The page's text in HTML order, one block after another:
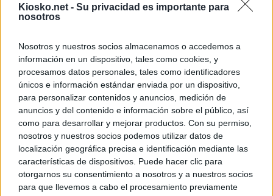
Kiosko.net - Su privacidad es importante para
nosotros
Nosotros y nuestros socios almacenamos o accedemos a
información en un dispositivo, tales como cookies, y
procesamos datos personales, tales como identificadores
únicos e información estándar enviada por un dispositivo,
para personalizar contenidos y anuncios, medición de
anuncios y del contenido e información sobre el público, así
como para desarrollar y mejorar productos. Con su permiso,
nosotros y nuestros socios podemos utilizar datos de
localización geográfica precisa e identificación mediante las
características de dispositivos. Puede hacer clic para
otorgarnos su consentimiento a nosotros y a nuestros socios
para que llevemos a cabo el procesamiento previamente